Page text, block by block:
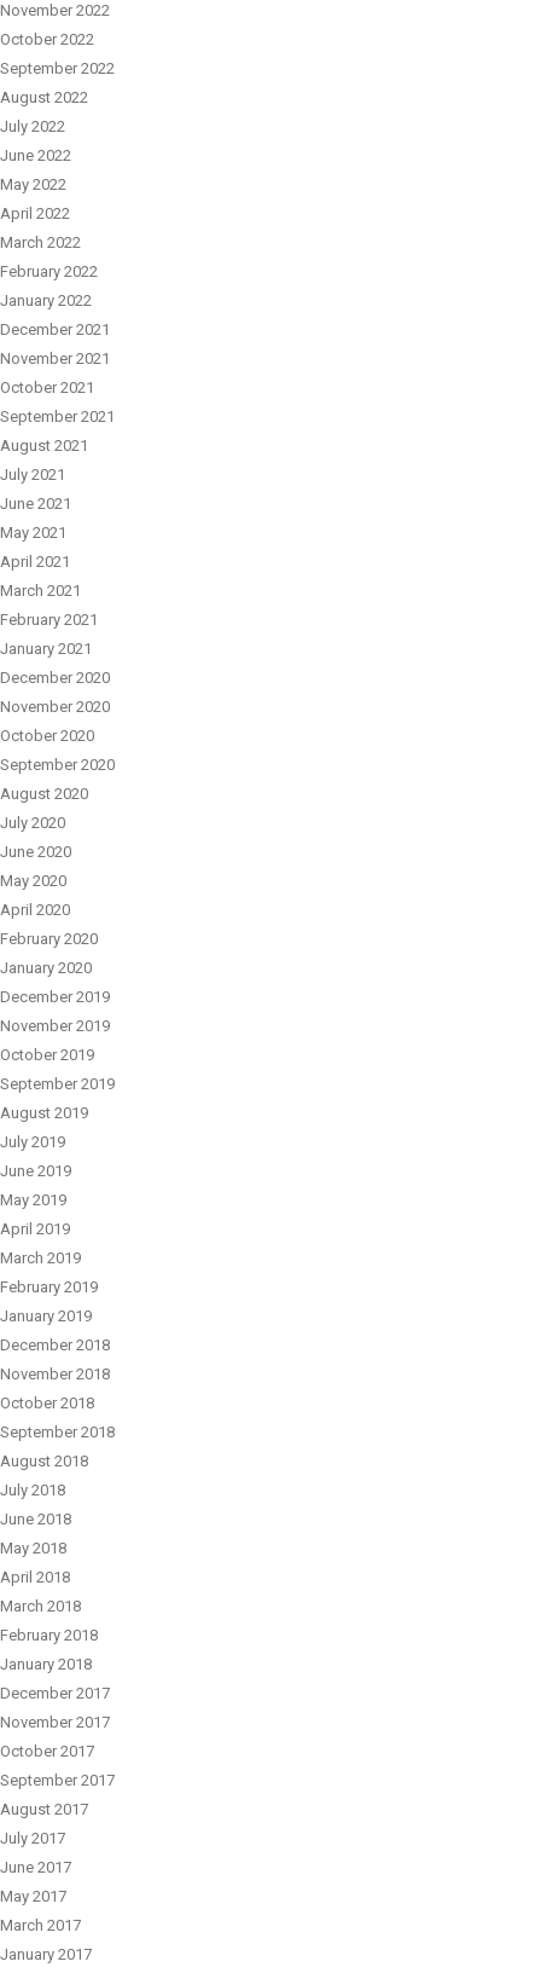
November 2022
October 2022
September 2022
August 2022
July 2022
June 2022
May 2022
April 2022
March 2022
February 2022
January 2022
December 2021
November 2021
October 2021
September 2021
August 2021
July 2021
June 2021
May 2021
April 2021
March 2021
February 2021
January 2021
December 2020
November 2020
October 2020
September 2020
August 2020
July 2020
June 2020
May 2020
April 2020
February 2020
January 2020
December 2019
November 2019
October 2019
September 2019
August 2019
July 2019
June 2019
May 2019
April 2019
March 2019
February 2019
January 2019
December 2018
November 2018
October 2018
September 2018
August 2018
July 2018
June 2018
May 2018
April 2018
March 2018
February 2018
January 2018
December 2017
November 2017
October 2017
September 2017
August 2017
July 2017
June 2017
May 2017
March 2017
January 2017